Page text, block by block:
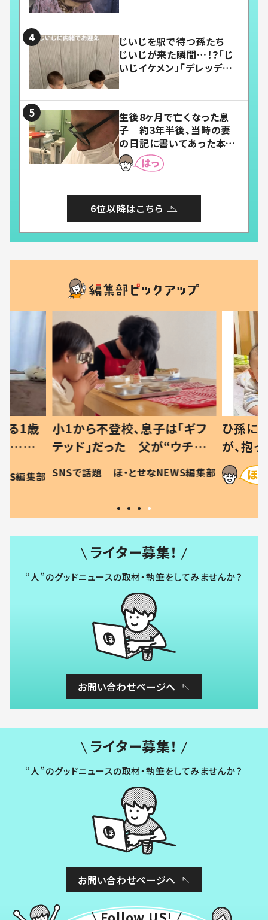
じいじを駅で待つ孫たち
じいじが来た瞬間…！？「じ
いじイケメン」「デレッデレ」
生後8ヶ月で亡くなった息
子 約3年半後、当時の妻
の日記に書いてあった本音
とは
6位以降はこちら
る1歳
…母
現行
編集部
小1から不登校、息子は「ギフ
テッド」だった 父が“ウチ給
食”を作り続ける理由とは #令
和の親 #令和の子
SNSで話題 ほ・とせなNEWS編集部
ひ孫に
が、抱
に「涙
方ない」
ライター募集！
“人”のグッドニュースの取材・執筆をしてみませんか？
お問い合わせページへ
ライター募集！
“人”のグッドニュースの取材・執筆をしてみませんか？
お問い合わせページへ